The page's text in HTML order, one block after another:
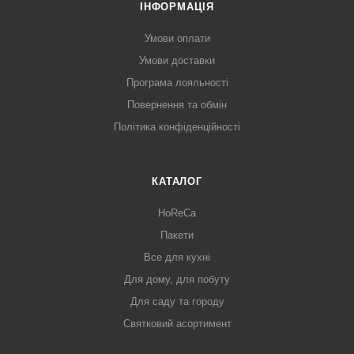
ІНФОРМАЦІЯ
Умови оплати
Умови доставки
Програма лояльності
Повернення та обмін
Політика конфіденційності
КАТАЛОГ
HoReCa
Пакети
Все для кухні
Для дому, для побуту
Для саду та городу
Святковий асортимент